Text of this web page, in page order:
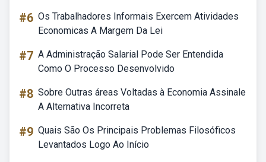
#6 Os Trabalhadores Informais Exercem Atividades
Economicas A Margem Da Lei
#7 A Administração Salarial Pode Ser Entendida
Como O Processo Desenvolvido
#8 Sobre Outras áreas Voltadas à Economia Assinale
A Alternativa Incorreta
#9 Quais São Os Principais Problemas Filosóficos
Levantados Logo Ao Início